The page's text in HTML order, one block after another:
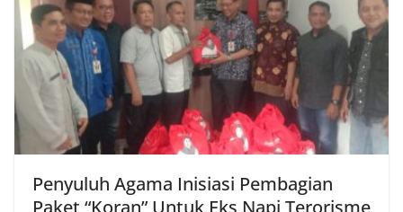
Penyuluh Agama Inisiasi Pembagian
Paket “Koran” Untuk Eks Napi Terorisme